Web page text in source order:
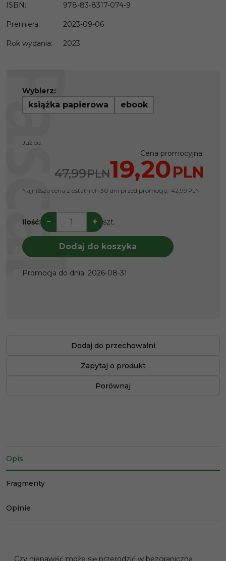
ISBN: 978-83-8317-074-9
Premiera: 2023-09-06
Rok wydania: 2023
Wybierz:
książka papierowa ebook
Już od:
Cena promocyjna:
47,99PLN19,20PLN
Najniższa cena z ostatnich 30 dni przed promocją: 42,99 PLN
Ilość: − + szt.
Dodaj do koszyka
Promocja do dnia: 2026-08-31
Dodaj do przechowalni
Zapytaj o produkt
Porównaj
Opis
Fragmenty
Opinie
Czy nienawiść może się przerodzić w bezgraniczną